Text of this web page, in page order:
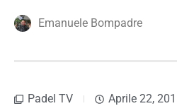
Emanuele Bompadre
Padel TV Aprile 22,